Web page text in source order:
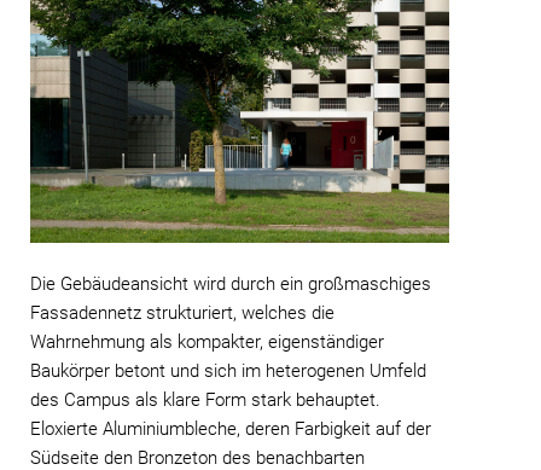
Die Gebäudeansicht wird durch ein großmaschiges
Fassadennetz strukturiert, welches die
Wahrnehmung als kompakter, eigenständiger
Baukörper betont und sich im heterogenen Umfeld
des Campus als klare Form stark behauptet.
Eloxierte Aluminiumbleche, deren Farbigkeit auf der
Südseite den Bronzeton des benachbarten